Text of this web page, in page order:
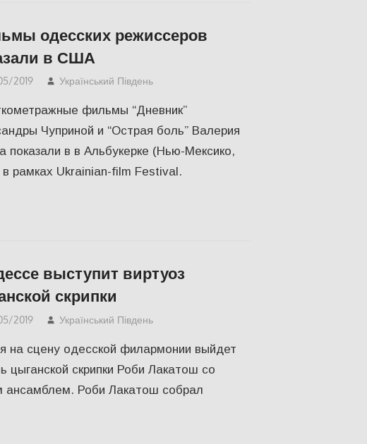
одесских режиссеров
в США
2019 Український Південь
фильмы “Дневник”
Чуприной и “Острая боль” Валерия
показали в в Альбукерке (Нью-Мексико,
рамках Ukrainian-film Festival.
выступит виртуоз
скрипки
2019 Український Південь
на сцену одесской филармонии выйдет
цыганской скрипки Роби Лакатош со
ансамблем. Роби Лакатош собрал